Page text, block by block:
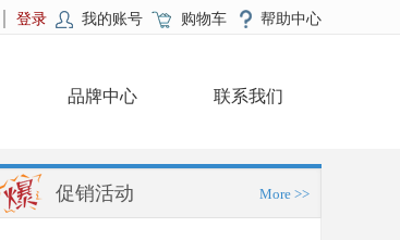
登录 我的账号 购物车 帮助中心
品牌中心 联系我们
促销活动 More >>